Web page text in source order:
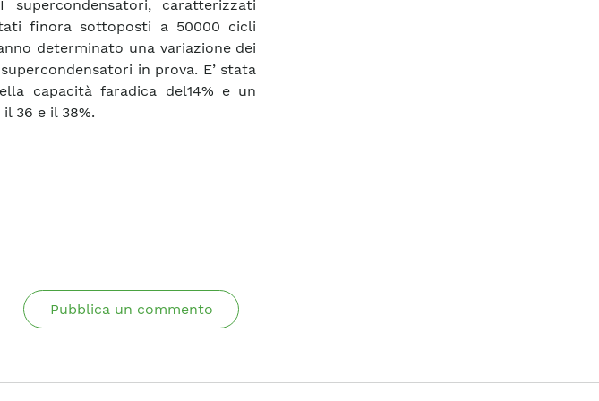
caratterizzati
finora sottoposti a 50000 cicli
determinato una variazione dei
in prova. E’ stata
capacità faradica del14% e un
36 e il 38%.
Pubblica un commento